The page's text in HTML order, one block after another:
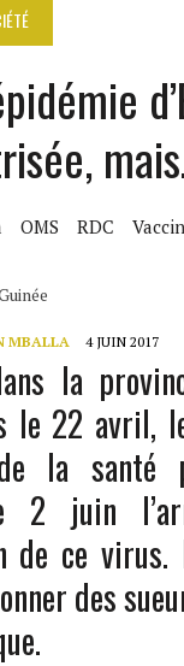
OMS RDC Vaccin
MBALLA 4 JUIN 2017
la
le 22 avril,
la santé
2 juin
de ce virus.
des